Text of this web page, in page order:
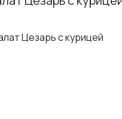
Цезарь с курицей